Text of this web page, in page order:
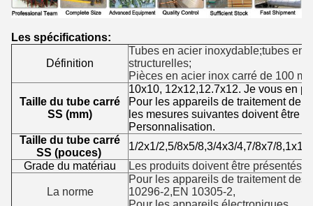
Les spécifications:
Définition
Tubes en acier inoxydable;tubes en
structurelles;
Pièces en acier inox carré de 100
Taille du tube carré
SS (mm)
10x10, 12x12,12.7x12. Je vous en
Pour les appareils de traitement de
les mesures suivantes doivent être
Personnalisation.
Taille du tube carré
SS (pouces)
1/2x1/2,5/8x5/8,3/4x3/4,7/8x7/
Grade du matériau
Les produits doivent être présentés
La norme
Pour les appareils de traitement
10296-2,EN 10305-2,